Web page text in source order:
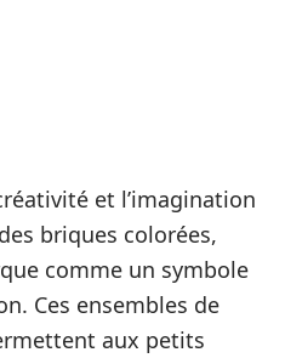
et l’imagination
briques colorées,
comme un symbole
Ces ensembles de
aux petits